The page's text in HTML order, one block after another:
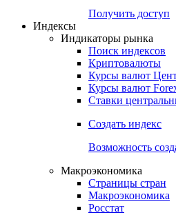
Получить доступ
Индексы
Индикаторы рынка
Поиск индексов
Криптовалюты
Курсы валют
Курсы валют
Ставки
Создать индекс
Возможность
Макроэкономика
Страницы стран
Макроэкономика
Росстат